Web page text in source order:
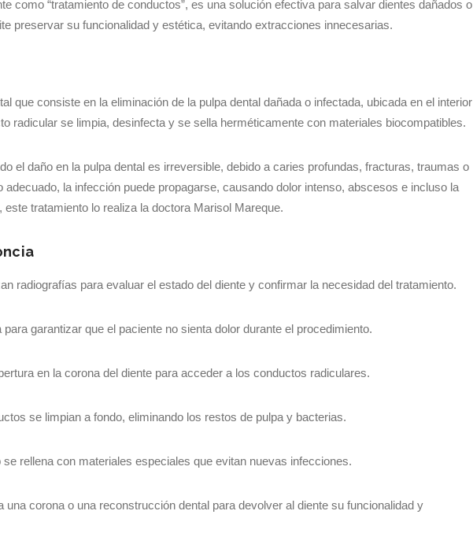
como “tratamiento de conductos”, es una solución efectiva para salvar dientes dañados o
preservar su funcionalidad y estética, evitando extracciones innecesarias.
que consiste en la eliminación de la pulpa dental dañada o infectada, ubicada en el interior
radicular se limpia, desinfecta y se sella herméticamente con materiales biocompatibles.
el daño en la pulpa dental es irreversible, debido a caries profundas, fracturas, traumas o
la infección puede propagarse, causando dolor intenso, abscesos e incluso la
tratamiento lo realiza la doctora Marisol Mareque.
radiografías para evaluar el estado del diente y confirmar la necesidad del tratamiento.
para garantizar que el paciente no sienta dolor durante el procedimiento.
en la corona del diente para acceder a los conductos radiculares.
se limpian a fondo, eliminando los restos de pulpa y bacterias.
rellena con materiales especiales que evitan nuevas infecciones.
una corona o una reconstrucción dental para devolver al diente su funcionalidad y